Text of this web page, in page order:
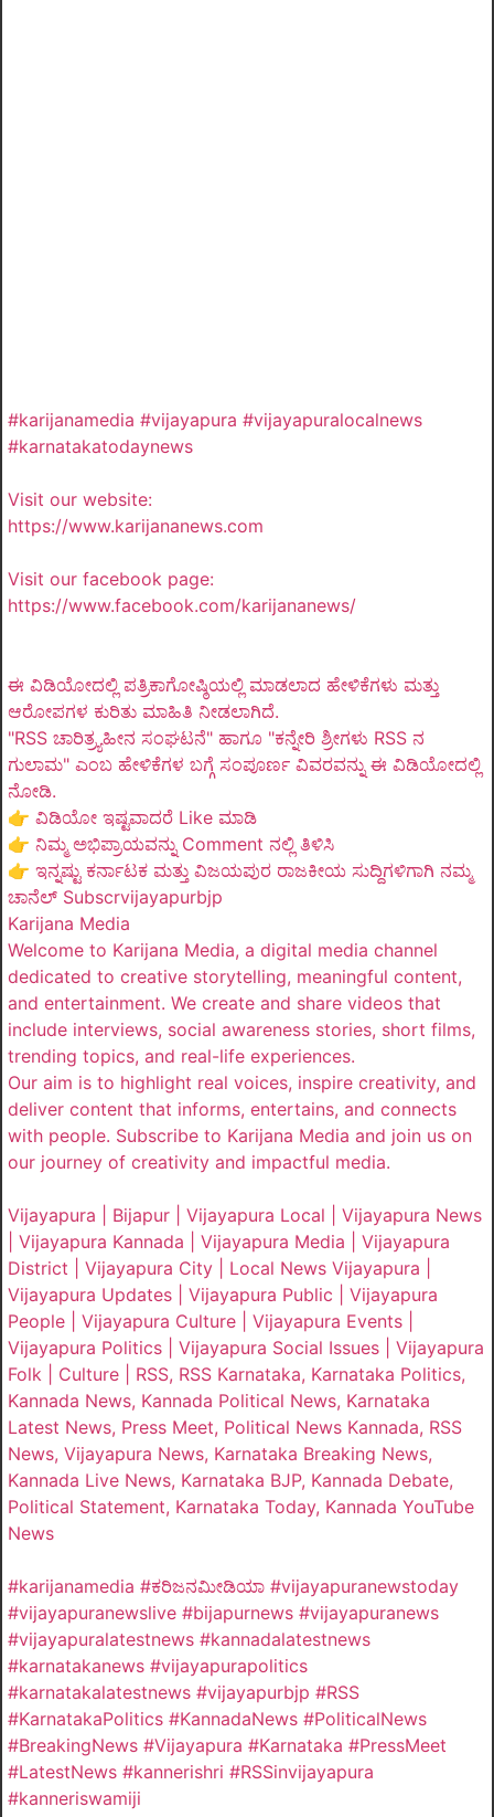
#karijanamedia #vijayapura #vijayapuralocalnews
#karnatakatodaynews
Visit our website:
https://www.karijananews.com
Visit our facebook page:
https://www.facebook.com/karijananews/
ಈ ವಿಡಿಯೋದಲ್ಲಿ ಪತ್ರಿಕಾಗೋಷ್ಠಿಯಲ್ಲಿ ಮಾಡಲಾದ ಹೇಳಿಕೆಗಳು ಮತ್ತು
ಆರೋಪಗಳ ಕುರಿತು ಮಾಹಿತಿ ನೀಡಲಾಗಿದೆ.
"RSS ಚಾರಿತ್ರ್ಯಹೀನ ಸಂಘಟನೆ" ಹಾಗೂ "ಕನ್ನೇರಿ ಶ್ರೀಗಳು RSS ನ
ಗುಲಾಮ" ಎಂಬ ಹೇಳಿಕೆಗಳ ಬಗ್ಗೆ ಸಂಪೂರ್ಣ ವಿವರವನ್ನು ಈ ವಿಡಿಯೋದಲ್ಲಿ
ನೋಡಿ.
👉 ವಿಡಿಯೋ ಇಷ್ಟವಾದರೆ Like ಮಾಡಿ
👉 ನಿಮ್ಮ ಅಭಿಪ್ರಾಯವನ್ನು Comment ನಲ್ಲಿ ತಿಳಿಸಿ
👉 ಇನ್ನಷ್ಟು ಕರ್ನಾಟಕ ಮತ್ತು ವಿಜಯಪುರ ರಾಜಕೀಯ ಸುದ್ದಿಗಳಿಗಾಗಿ ನಮ್ಮ
ಚಾನೆಲ್ Subscrvijayapurbjp
Karijana Media
Welcome to Karijana Media, a digital media channel
dedicated to creative storytelling, meaningful content,
and entertainment. We create and share videos that
include interviews, social awareness stories, short films,
trending topics, and real-life experiences.
Our aim is to highlight real voices, inspire creativity, and
deliver content that informs, entertains, and connects
with people. Subscribe to Karijana Media and join us on
our journey of creativity and impactful media.
Vijayapura | Bijapur | Vijayapura Local | Vijayapura News
| Vijayapura Kannada | Vijayapura Media | Vijayapura
District | Vijayapura City | Local News Vijayapura |
Vijayapura Updates | Vijayapura Public | Vijayapura
People | Vijayapura Culture | Vijayapura Events |
Vijayapura Politics | Vijayapura Social Issues | Vijayapura
Folk | Culture | RSS, RSS Karnataka, Karnataka Politics,
Kannada News, Kannada Political News, Karnataka
Latest News, Press Meet, Political News Kannada, RSS
News, Vijayapura News, Karnataka Breaking News,
Kannada Live News, Karnataka BJP, Kannada Debate,
Political Statement, Karnataka Today, Kannada YouTube
News
#karijanamedia #ಕರಿಜನಮೀಡಿಯಾ #vijayapuranewstoday
#vijayapuranewslive #bijapurnews #vijayapuranews
#vijayapuralatestnews #kannadalatestnews
#karnatakanews #vijayapurapolitics
#karnatakalatestnews #vijayapurbjp #RSS
#KarnatakaPolitics #KannadaNews #PoliticalNews
#BreakingNews #Vijayapura #Karnataka #PressMeet
#LatestNews #kannerishri #RSSinvijayapura
#kanneriswamiji